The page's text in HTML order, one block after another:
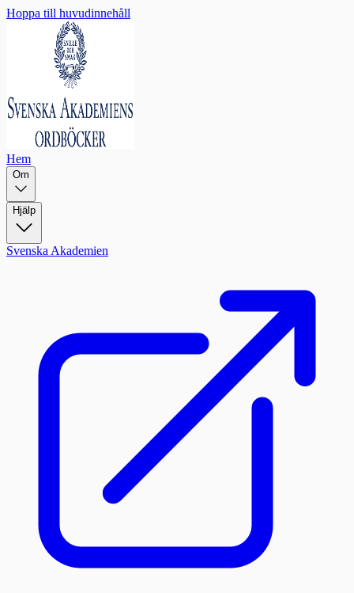
Hoppa till huvudinnehåll
Hem
Om
Hjälp
Svenska Akademien